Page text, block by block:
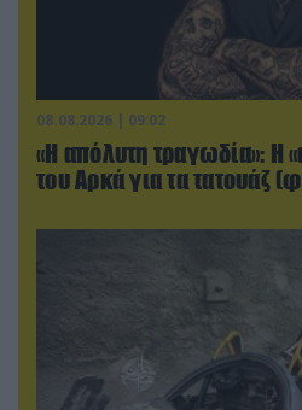
08.08.2026 | 09:02
«Η απόλυτη τραγωδία»: Η
του Αρκά για τα τατουάζ